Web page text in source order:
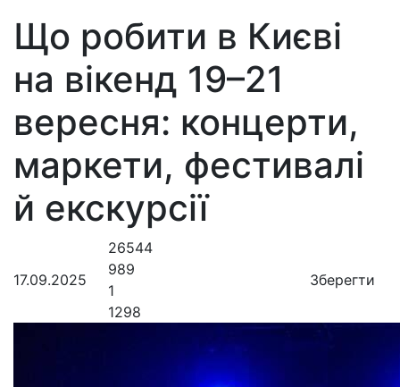
Що робити в Києві
на вікенд 19–21
вересня: концерти,
маркети, фестивалі
й екскурсії
17.09.2025
26544
989
1
1298
Зберегти